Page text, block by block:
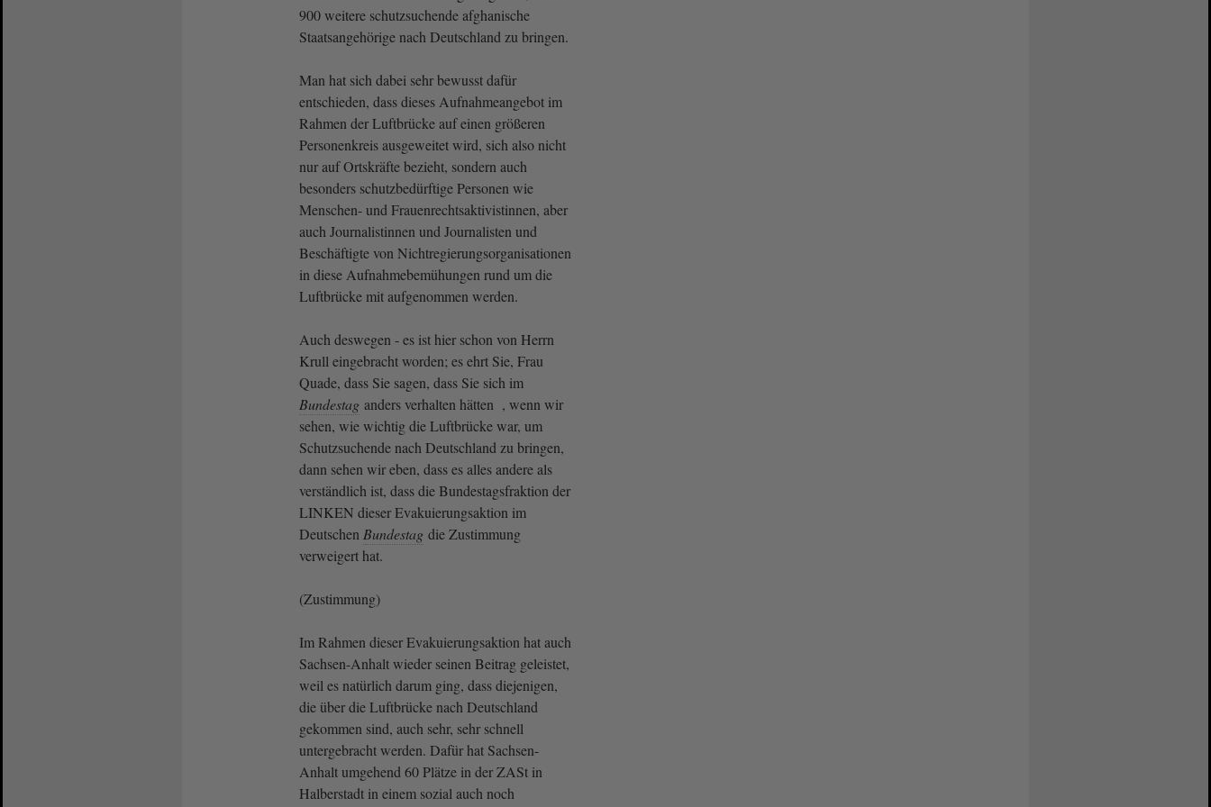
900 weitere schutzsuchende afghanische
Staatsangehörige nach Deutschland zu bringen.
Man hat sich dabei sehr bewusst dafür
entschieden, dass dieses Aufnahmeangebot im
Rahmen der Luftbrücke auf einen größeren
Personenkreis ausgeweitet wird, sich also nicht
nur auf Ortskräfte bezieht, sondern auch
besonders schutzbedürftige Personen wie
Menschen- und Frauenrechtsaktivistinnen, aber
auch Journalistinnen und Journalisten und
Beschäftigte von Nichtregierungsorganisationen
in diese Aufnahmebemühungen rund um die
Luftbrücke mit aufgenommen werden.
Auch deswegen - es ist hier schon von Herrn
Krull eingebracht worden; es ehrt Sie, Frau
Quade, dass Sie sagen, dass Sie sich im
Bundestag anders verhalten hätten , wenn wir
sehen, wie wichtig die Luftbrücke war, um
Schutzsuchende nach Deutschland zu bringen,
dann sehen wir eben, dass es alles andere als
verständlich ist, dass die Bundestagsfraktion der
LINKEN dieser Evakuierungsaktion im
Deutschen Bundestag die Zustimmung
verweigert hat.
(Zustimmung)
Im Rahmen dieser Evakuierungsaktion hat auch
Sachsen-Anhalt wieder seinen Beitrag geleistet,
weil es natürlich darum ging, dass diejenigen,
die über die Luftbrücke nach Deutschland
gekommen sind, auch sehr, sehr schnell
untergebracht werden. Dafür hat Sachsen-
Anhalt umgehend 60 Plätze in der ZASt in
Halberstadt in einem sozial auch noch